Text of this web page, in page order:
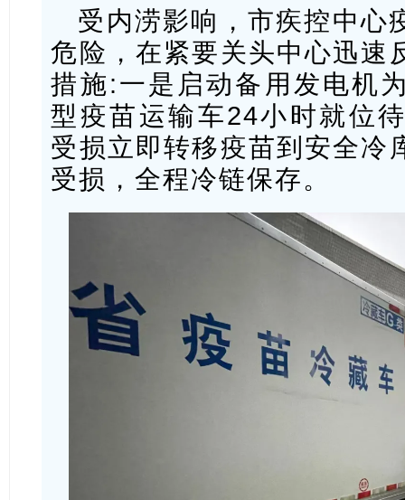
受内涝影响，市疾控中心
危险，在紧要关头中心迅速
措施:一是启动备用发电机
型疫苗运输车24小时就位
受损立即转移疫苗到安全冷
受损，全程冷链保存。